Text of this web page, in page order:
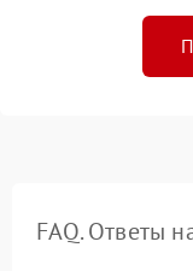
FAQ. Ответы